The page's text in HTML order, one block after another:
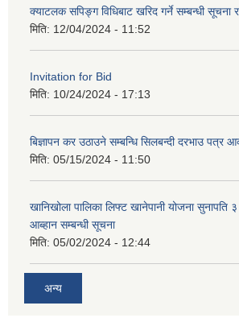
क्याटलक सपिङ्ग विधिबाट खरिद गर्ने सम्बन्धी सूचना
मिति: 12/04/2024 - 11:52
Invitation for Bid
मिति: 10/24/2024 - 17:13
बिज्ञापन कर उठाउने सम्बन्धि सिलबन्दी दरभाउ पत्र
मिति: 05/15/2024 - 11:50
खानिखोला पालिका लिफ्ट खानेपानी योजना सुनापति
आब्हान सम्बन्धी सूचना
मिति: 05/02/2024 - 12:44
अन्य